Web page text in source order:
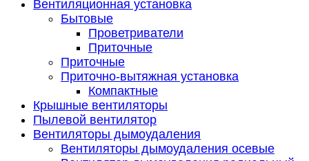
Вентиляционная установка
Бытовые
Проветриватели
Приточные
Приточные
Приточно-вытяжная установка
Компактные
Крышные вентиляторы
Пылевой вентилятор
Вентиляторы дымоудаления
Вентиляторы дымоудаления осевые